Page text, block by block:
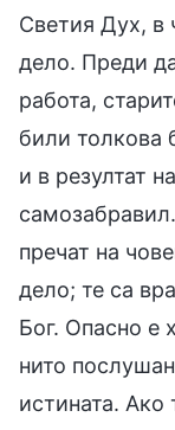
Светия Дух, в
дело. Преди
работа,
били толкова
и в резултат
пречат на
дело; те са
Бог. Опасно е
нито
истината.